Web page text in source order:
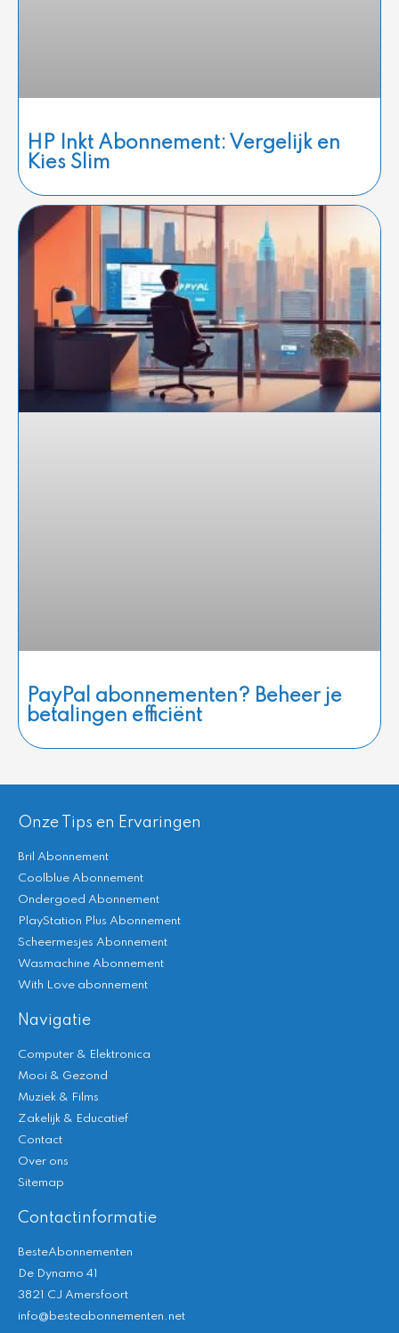
HP Inkt Abonnement: Vergelijk en
Kies Slim
PayPal abonnementen? Beheer je
betalingen efficiënt
Onze Tips en Ervaringen
Bril Abonnement
Coolblue Abonnement
Ondergoed Abonnement
PlayStation Plus Abonnement
Scheermesjes Abonnement
Wasmachine Abonnement
With Love abonnement
Navigatie
Computer & Elektronica
Mooi & Gezond
Muziek & Films
Zakelijk & Educatief
Contact
Over ons
Sitemap
Contactinformatie
BesteAbonnementen
De Dynamo 41
3821 CJ Amersfoort
info@besteabonnementen.net